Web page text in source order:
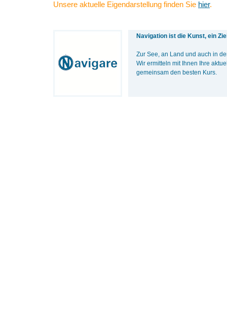
Unsere aktuelle Eigendarstellung finden Sie hier.
Navigation ist die Kunst, ein
Zur See, an Land und auch in
Wir ermitteln mit Ihnen Ihre
gemeinsam den besten Kurs.